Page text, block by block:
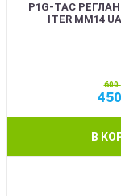
P1G-TAC
ITER ММ14
600
450
В